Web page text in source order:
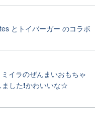
とトイバーガー のコラボ
イラのぜんまいおもちゃ
した❗かわいいな☆